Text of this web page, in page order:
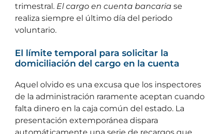
trimestral. El cargo en cuenta bancaria se
realiza siempre el último día del periodo
voluntario.
El límite temporal para solicitar la
domiciliación del cargo en la cuenta
Aquel olvido es una excusa que los inspectores
de la administración raramente aceptan cuando
falta dinero en la caja común del estado. La
presentación extemporánea dispara